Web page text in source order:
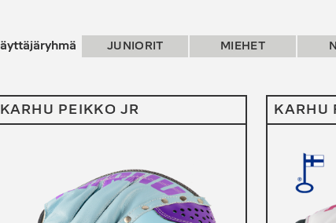
JUNIORIT MIEHET
KARHU PEIKKO JR KARHU